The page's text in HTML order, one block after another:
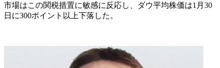
市場はこの関税措置に敏感に反応し、ダウ平均株価は1月30
日に300ポイント以上下落した。